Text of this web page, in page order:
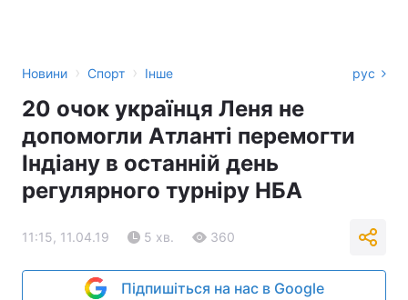
Новини › Спорт › Інше рус
20 очок українця Леня не
допомогли Атланті перемогти
Індіану в останній день
регулярного турніру НБА
11:15, 11.04.19 5 хв. 360
Підпишіться на нас в Google